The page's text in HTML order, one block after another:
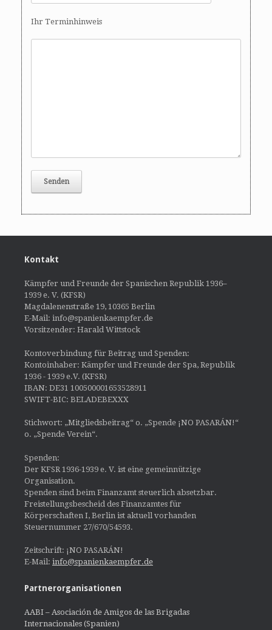
Ihr Terminhinweis
Kontakt
Kämpfer und Freunde der Spanischen Republik 1936–
1939 e. V. (KFSR)
Magdalenenstraße 19, 10365 Berlin
E-Mail: info@spanienkaempfer.de
Vorsitzender: Harald Wittstock
Kontoverbindung für Beitrag und Spenden:
Kontoinhaber: Kämpfer und Freunde der Spa, Republik
1936 - 1939 e.V. (KFSR)
IBAN: DE31 100500001653528911
SWIFT-BIC: BELADEBEXXX
Stichwort: „Mitgliedsbeitrag“ o. „Spende ¡NO PASARÁN!“
o. „Spende Verein“.
Spenden:
Der KFSR 1936-1939 e. V. ist eine gemeinnützige
Organisation.
Spenden sind beim Finanzamt steuerlich absetzbar.
Freistellungsbescheid des Finanzamtes für
Körperschaften I, Berlin ist aktuell vorhanden
Steuernummer 27/670/54593.
Zeitschrift: ¡NO PASARÁN!
E-Mail: info@spanienkaempfer.de
Partnerorganisationen
AABI – Asociación de Amigos de las Brigadas
Internacionales (Spanien)